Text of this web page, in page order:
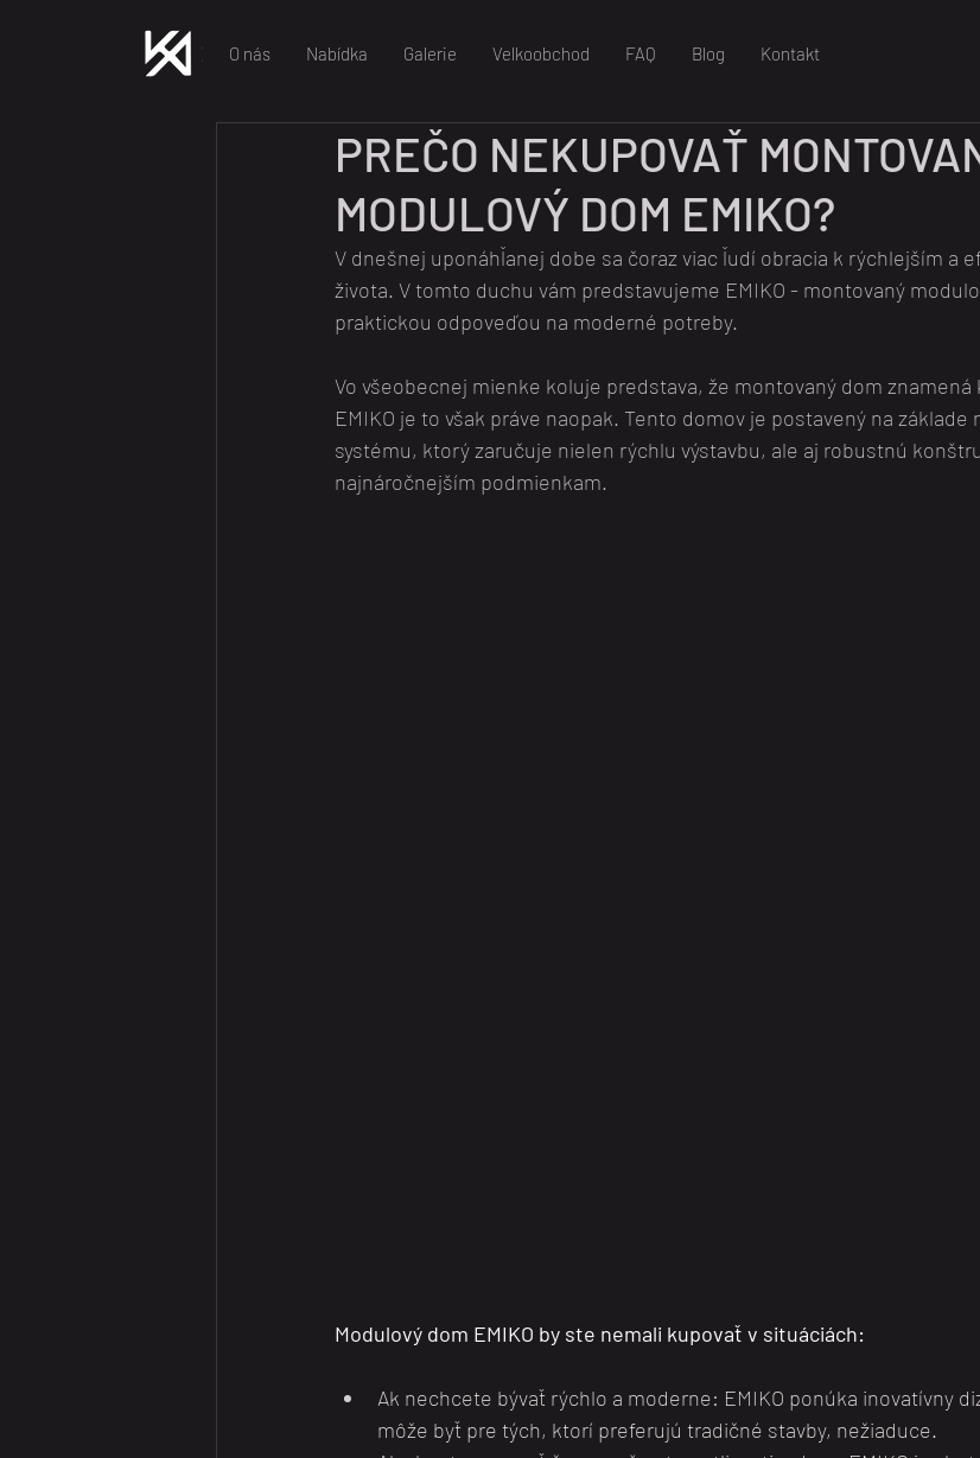
O nás Nabídka Galerie Velkoobchod FAQ Blog Kontakt
PREČO NEKUPOVAŤ
MODULOVÝ DOM EMIKO?
V dnešnej uponáhľanej dobe sa čoraz viac ľudí obracia k rýchlejším a
života. V tomto duchu vám predstavujeme EMIKO - montovaný
praktickou odpoveďou na moderné potreby.
Vo všeobecnej mienke koluje predstava, že montovaný dom
EMIKO je to však práve naopak. Tento domov je postavený na
systému, ktorý zaručuje nielen rýchlu výstavbu, ale aj robustnú
najnáročnejším podmienkam.
Modulový dom EMIKO by ste nemali kupovať v situáciách:
Ak nechcete bývať rýchlo a moderne: EMIKO ponúka inovatívny
môže byť pre tých, ktorí preferujú tradičné stavby, nežiaduce.